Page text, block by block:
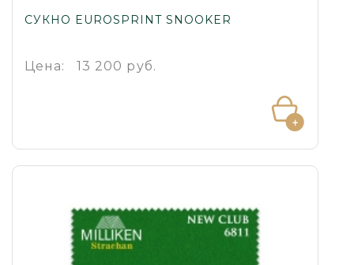
СУКНО EUROSPRINT SNOOKER
Цена: 13 200 руб.